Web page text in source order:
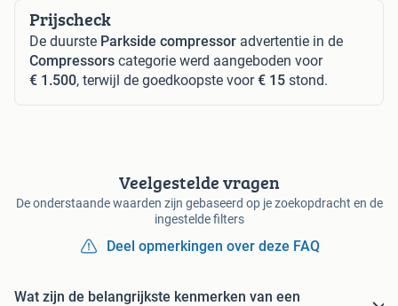
Prijscheck
De duurste Parkside compressor advertentie in de
Compressors categorie werd aangeboden voor
€ 1.500, terwijl de goedkoopste voor€ 15 stond.
Veelgestelde vragen
De onderstaande waarden zijn gebaseerd op je zoekopdracht en de
ingestelde filters
Deel opmerkingen over deze FAQ
Wat zijn de belangrijkste kenmerken van een